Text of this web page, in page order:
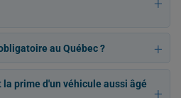
au Québec ?
prime d'un véhicule aussi âgé